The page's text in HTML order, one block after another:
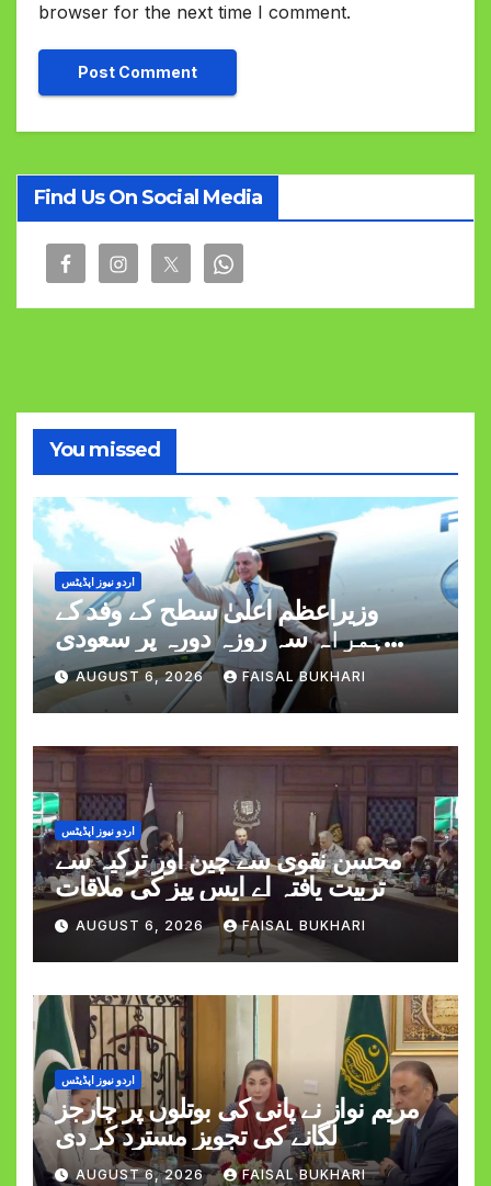
browser for the next time I comment.
Find Us On Social Media
You missed
اردو نیوز اپڈیٹس
وزیراعظم اعلیٰ سطح کے وفد کے
ہمراہ سہ روزہ دورہ پر سعودی
عرب روانہ
AUGUST 6, 2026 FAISAL BUKHARI
اردو نیوز اپڈیٹس
محسن نقوی سے چین اور ترکیہ سے
تربیت یافتہ اے ایس پیز کی ملاقات
AUGUST 6, 2026 FAISAL BUKHARI
اردو نیوز اپڈیٹس
مریم نواز نے پانی کی بوتلوں پر چارجز
لگانے کی تجویز مسترد کر دی
AUGUST 6, 2026 FAISAL BUKHARI